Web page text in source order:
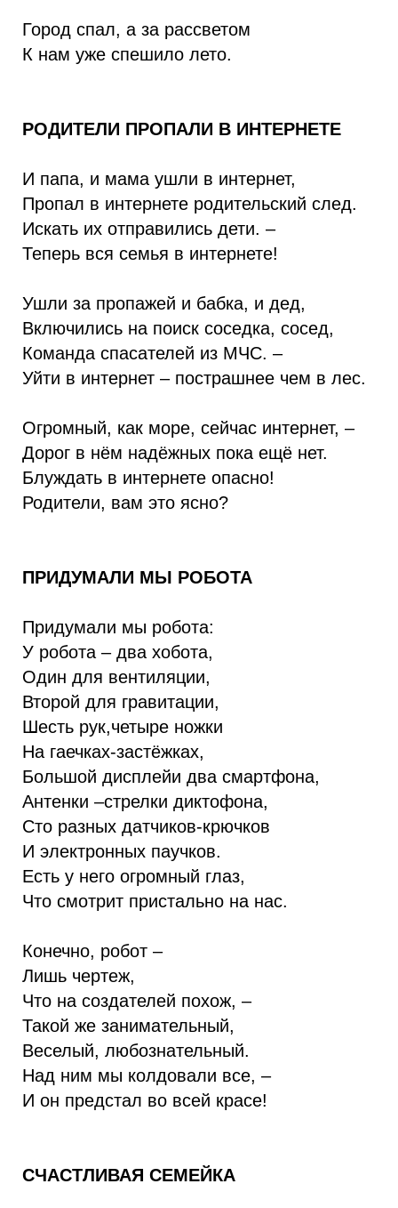
Город спал, а за рассветом
К нам уже спешило лето.
РОДИТЕЛИ ПРОПАЛИ В ИНТЕРНЕТЕ
И папа, и мама ушли в интернет,
Пропал в интернете родительский след.
Искать их отправились дети. –
Теперь вся семья в интернете!
Ушли за пропажей и бабка, и дед,
Включились на поиск соседка, сосед,
Команда спасателей из МЧС. –
Уйти в интернет – пострашнее чем в лес.
Огромный, как море, сейчас интернет, –
Дорог в нём надёжных пока ещё нет.
Блуждать в интернете опасно!
Родители, вам это ясно?
ПРИДУМАЛИ МЫ РОБОТА
Придумали мы робота:
У робота – два хобота,
Один для вентиляции,
Второй для гравитации,
Шесть рук,четыре ножки
На гаечках-застёжках,
Большой дисплейи два смартфона,
Антенки –стрелки диктофона,
Сто разных датчиков-крючков
И электронных паучков.
Есть у него огромный глаз,
Что смотрит пристально на нас.
Конечно, робот –
Лишь чертеж,
Что на создателей похож, –
Такой же занимательный,
Веселый, любознательный.
Над ним мы колдовали все, –
И он предстал во всей красе!
СЧАСТЛИВАЯ СЕМЕЙКА